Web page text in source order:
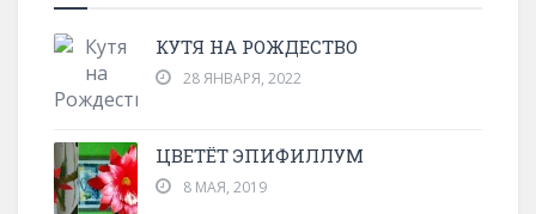
КУТЯ НА РОЖДЕСТВО
28 ЯНВАРЯ, 2022
ЦВЕТЁТ ЭПИФИЛЛУМ
8 МАЯ, 2019